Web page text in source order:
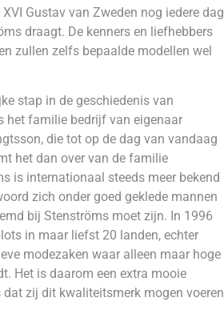
Gustav van Zweden nog iedere dag
draagt. De kenners en liefhebbers
zullen zelfs bepaalde modellen wel
stap in de geschiedenis van
het familie bedrijf van eigenaar
die tot op de dag van vandaag
het dan over van de familie
is internationaal steeds meer bekend
zich onder goed geklede mannen
bij Stenströms moet zijn. In 1996
in maar liefst 20 landen, echter
modezaken waar alleen maar hoge
Het is daarom een extra mooie
dat zij dit kwaliteitsmerk mogen voeren